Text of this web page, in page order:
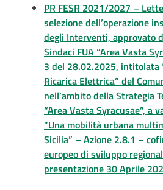
PR FESR 2021/2027 –
selezione dell’operazione
degli Interventi, approvato
Sindaci FUA “Area Vasta
3 del 28.02.2025,
Ricarica Elettrica” del
nell’ambito della Strategia
“Area Vasta Syracusae”, a
”Una mobilità urbana
Sicilia” – Azione 2.8.1 –
europeo di sviluppo
presentazione 30 Aprile